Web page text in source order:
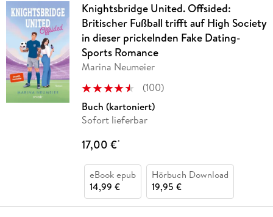
Knightsbridge United. Offsided:
Britischer Fußball trifft auf High Society
in dieser prickelnden Fake Dating-
Sports Romance
Marina Neumeier
(100)
Buch (kartoniert)
Sofort lieferbar
17,00 €*
eBook epub
14,99 €
Hörbuch Download
19,95 €